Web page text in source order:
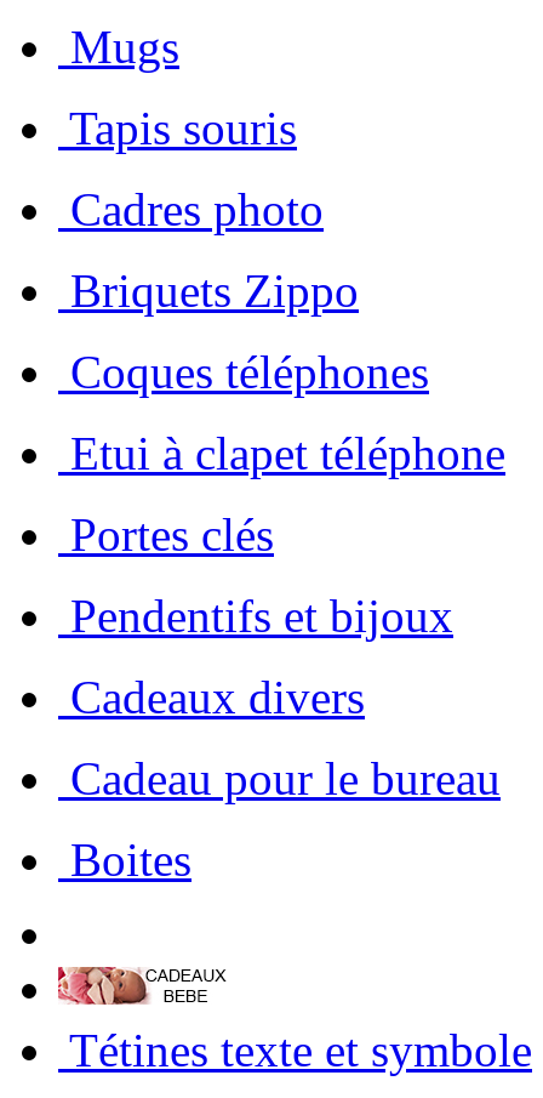
 Mugs
 Tapis souris
 Cadres photo
 Briquets Zippo
 Coques téléphones
 Etui à clapet téléphone
 Portes clés
 Pendentifs et bijoux
 Cadeaux divers
 Cadeau pour le bureau
 Boites
 Tétines texte et symbole